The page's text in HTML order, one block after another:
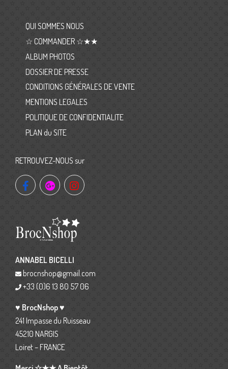
QUI SOMMES NOUS
☆ COMMANDER ☆★★
ALBUM PHOTOS
DOSSIER DE PRESSE
CONDITIONS GÉNÉRALES DE VENTE
MENTIONS LEGALES
POLITIQUE DE CONFIDENTIALITE
PLAN du SITE
RETROUVEZ-NOUS sur
ANNABEL BICELLI
brocnshop@gmail.com
+33 (0)6 13 80 57 06
♥ BrocNshop ♥
241 Impasse du Ruisseau
45210 NARGIS
Loiret – FRANCE